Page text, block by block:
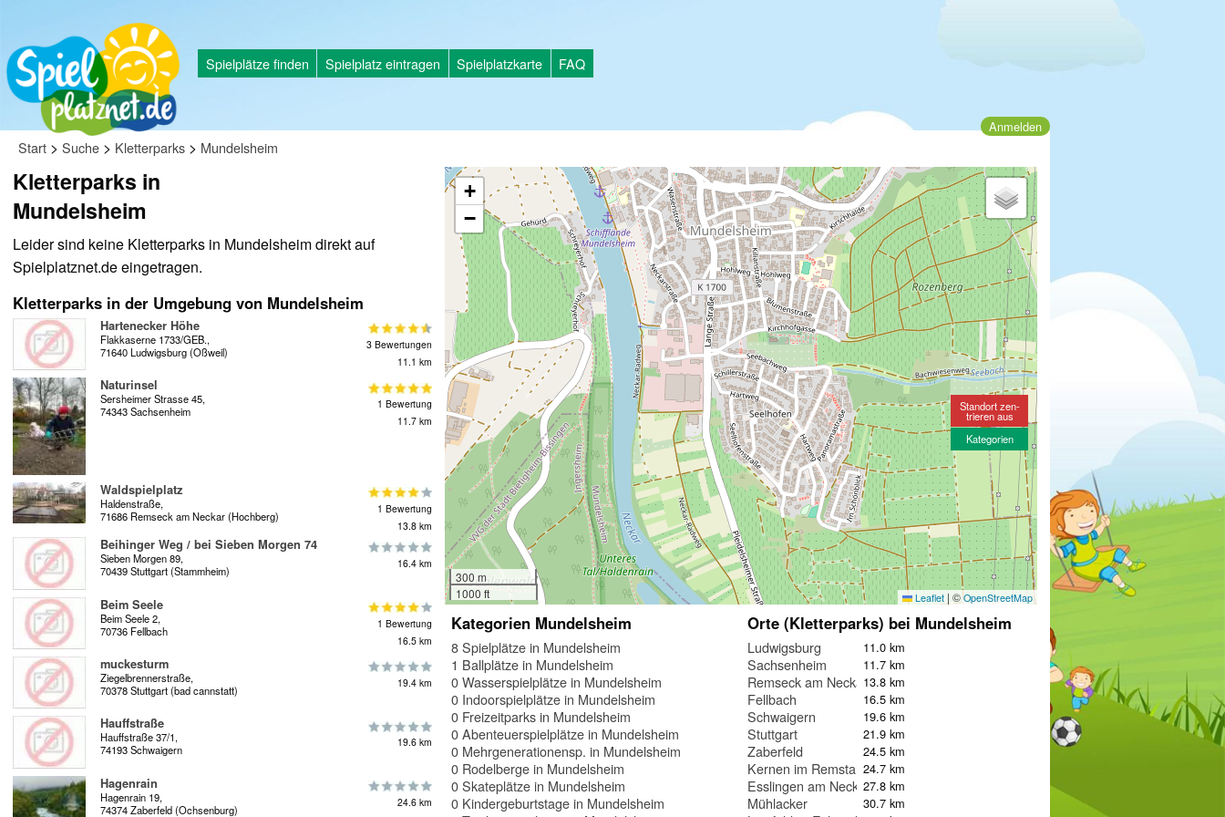
Spielplätze finden Spielplatz eintragen Spielplatzkarte FAQ
Anmelden
Start > Suche > Kletterparks > Mundelsheim
Kletterparks in
Mundelsheim
Leider sind keine Kletterparks in Mundelsheim direkt auf
Spielplatznet.de eingetragen.
Kletterparks in der Umgebung von Mundelsheim
Hartenecker Höhe
Flakkaserne 1733/GEB.,
71640 Ludwigsburg (Oßweil)
3 Bewertungen
11.1 km
Naturinsel
Sersheimer Strasse 45,
74343 Sachsenheim
1 Bewertung
11.7 km
Waldspielplatz
Haldenstraße,
71686 Remseck am Neckar (Hochberg)
1 Bewertung
13.8 km
Beihinger Weg / bei Sieben Morgen 74
Sieben Morgen 89,
70439 Stuttgart (Stammheim)
16.4 km
Beim Seele
Beim Seele 2,
70736 Fellbach
1 Bewertung
16.5 km
muckesturm
Ziegelbrennerstraße,
70378 Stuttgart (bad cannstatt)
19.4 km
Hauffstraße
Hauffstraße 37/1,
74193 Schwaigern
19.6 km
Hagenrain
Hagenrain 19,
74374 Zaberfeld (Ochsenburg)
24.6 km
+
−
300 m
1000 ft
Leaflet | ©OpenStreetMap
Standort zen-
trieren aus
Kategorien
Kategorien Mundelsheim
8 Spielplätze in Mundelsheim
1 Ballplätze in Mundelsheim
0 Wasserspielplätze in Mundelsheim
0 Indoorspielplätze in Mundelsheim
0 Freizeitparks in Mundelsheim
0 Abenteuerspielplätze in Mundelsheim
0 Mehrgenerationensp. in Mundelsheim
0 Rodelberge in Mundelsheim
0 Skateplätze in Mundelsheim
0 Kindergeburtstage in Mundelsheim
Orte (Kletterparks) bei Mundelsheim
Ludwigsburg 11.0 km
Sachsenheim 11.7 km
Remseck am Neckar13.8 km
Fellbach 16.5 km
Schwaigern 19.6 km
Stuttgart 21.9 km
Zaberfeld 24.5 km
Kernen im Remstal 24.7 km
Esslingen am Neckar27.8 km
Mühlacker 30.7 km